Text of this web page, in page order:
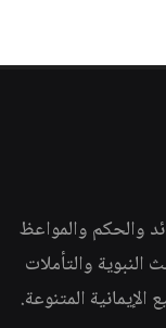
والحكم والمواعظ
النبوية والتأملات
الإيمانية المتنوعة.